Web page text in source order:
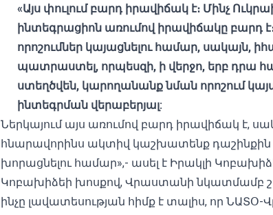
«Այս փուլում բարդ իրավիճակ է։ Մինչ
ինտեգրացիոն առումով իրավիճակը բարդ
որոշումներ կայացնելու համար, սակայն,
պատրաստել, որպեսզի, ի վերջո, երբ
ստեղծվեն, կարողանանք նման որոշում
ինտեգրման վերաբերյալ:
Ներկայում այս առումով բարդ իրավիճակ է,
հնարավորինս ակտիվ կաշխատենք դաշինքին
խորացնելու համար»,- ասել է Իրակլի
Կոբախիձեի խոսքով, Վրաստանի նկատմամբ
ինչը լավատեսության հիմք է տալիս, որ